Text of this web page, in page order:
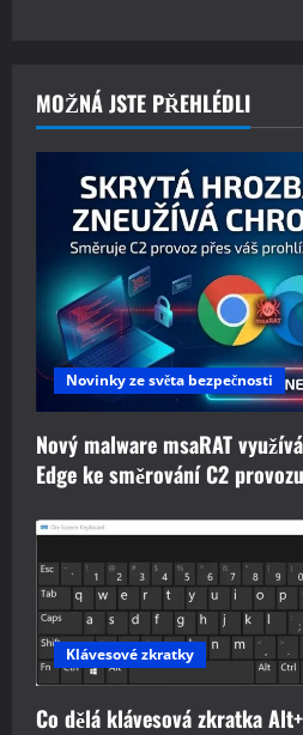
MOŽNÁ JSTE PŘEHLÉDLI
Novinky ze světa bezpečnosti
Nový malware msaRAT
Edge ke směrování C2 provozu
Klávesové zkratky
Co dělá klávesová zkratka